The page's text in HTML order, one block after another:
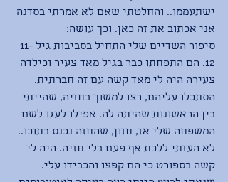
ישתעממו.. והחלטתי שאם לא אמרתי בסדנה
אני אכתוב את זה כאן. וכך עושה:
סיפור השדיים שלי התחיל בסביבות גיל 11-
12. הם התפחתו כבר בגיל מאד צעיר וכילדה
צעירה היה לי מאד קשה עם זה חברתית.
הסתכלו עליהם, רצו למשוך בחזיה, שהייתי
בין הראשונות שהיתה לה. אפילו לעגו לשם
המשפחה שלי אז, חזון, שהחזה נכנס בתוכו..
לא העזתי ללכת אף פעם בלי חזיה. היה לי
קשה בספורט כי הם קפצו והכבידו עלי.